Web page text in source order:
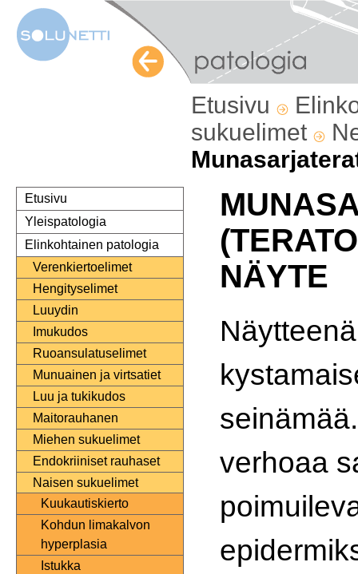
Etusivu
sukuelimet
Etusivu
Yleispatologia
Elinkohtainen patologia
Verenkiertoelimet
Hengityselimet
Luuydin
Imukudos
Ruoansulatuselimet
Munuainen ja virtsatiet
Luu ja tukikudos
Maitorauhanen
Miehen sukuelimet
Endokriiniset rauhaset
Naisen sukuelimet
Kuukautiskierto
Kohdun limakalvon
hyperplasia
Istukka
NÄYTE
verhoaa